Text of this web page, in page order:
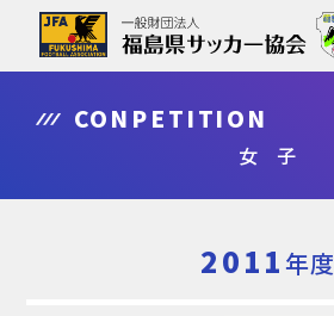
CONPETITION
女 子
2011年度